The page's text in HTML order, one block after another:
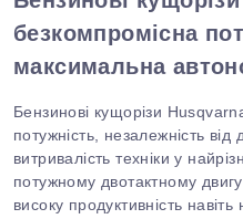
безкомпромісна
максимальна
Бензинові кущорізи
потужність, незалежність
витривалість техніки у
потужному двотактному
високу продуктивність